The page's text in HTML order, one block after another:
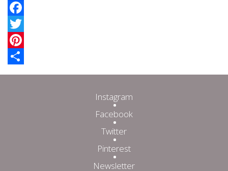
Facebook
Twitter
Pinterest
Share
Instagram
Facebook
Twitter
Pinterest
Newsletter